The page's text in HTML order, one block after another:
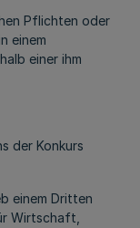
Pflichten oder
einem
einer ihm
der Konkurs
einem Dritten
Wirtschaft,